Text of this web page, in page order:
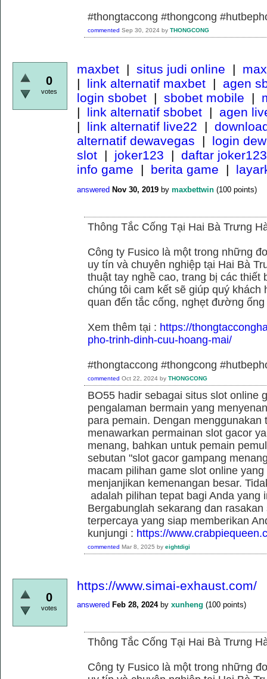
#thongtaccong #thongcong
commented Sep 30, 2024 by THONGCONG
0
votes
maxbet | situs judi online |
| link alternatif maxbet | agen
login sbobet | sbobet mobile |
| link alternatif sbobet | agen
| link alternatif live22 |
alternatif dewavegas | login
slot | joker123 | daftar joker123
info game | berita game |
answered Nov 30, 2019 by maxbettwin (100 points)
Thông Tắc Cống Tại Hai Bà Trưng
Công ty Fusico là một trong những
uy tín và chuyên nghiệp tại Hai Bà
thuật tay nghề cao, trang bị các thiết
chúng tôi cam kết sẽ giúp quý
quan đến tắc cống, nghẹt đường
Xem thêm tại : https://
pho-trinh-dinh-cuu-hoang-mai/
#thongtaccong #thongcong
commented Oct 22, 2024 by THONGCONG
BO55 hadir sebagai situs slot online
pengalaman bermain yang
para pemain. Dengan menggunakan
menawarkan permainan slot gacor
menang, bahkan untuk pemain
sebutan "slot gacor gampang
macam pilihan game slot online
menjanjikan kemenangan besar.
adalah pilihan tepat bagi Anda yang
Bergabunglah sekarang dan
terpercaya yang siap memberikan
kunjungi : https://
commented Mar 8, 2025 by eightdigi
0
votes
https://www.simai-exhaust.com/
answered Feb 28, 2024 by xunheng (100 points)
Thông Tắc Cống Tại Hai Bà Trưng
Công ty Fusico là một trong những